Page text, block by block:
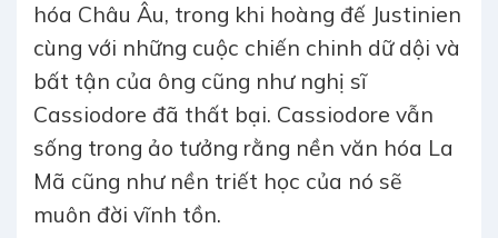
hóa Châu Âu, trong khi hoàng đế Justinien
cùng với những cuộc chiến chinh dữ dội và
bất tận của ông cũng như nghị sĩ
Cassiodore đã thất bại. Cassiodore vẫn
sống trong ảo tưởng rằng nền văn hóa La
Mã cũng như nền triết học của nó sẽ
muôn đời vĩnh tồn.